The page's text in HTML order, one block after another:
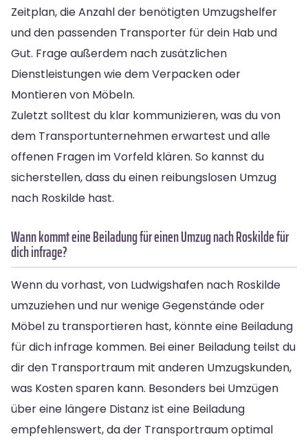
Zeitplan, die Anzahl der benötigten Umzugshelfer
und den passenden Transporter für dein Hab und
Gut. Frage außerdem nach zusätzlichen
Dienstleistungen wie dem Verpacken oder
Montieren von Möbeln.
Zuletzt solltest du klar kommunizieren, was du von
dem Transportunternehmen erwartest und alle
offenen Fragen im Vorfeld klären. So kannst du
sicherstellen, dass du einen reibungslosen Umzug
nach Roskilde hast.
Wann kommt eine Beiladung für einen Umzug nach Roskilde für
dich infrage?
Wenn du vorhast, von Ludwigshafen nach Roskilde
umzuziehen und nur wenige Gegenstände oder
Möbel zu transportieren hast, könnte eine Beiladung
für dich infrage kommen. Bei einer Beiladung teilst du
dir den Transportraum mit anderen Umzugskunden,
was Kosten sparen kann. Besonders bei Umzügen
über eine längere Distanz ist eine Beiladung
empfehlenswert, da der Transportraum optimal